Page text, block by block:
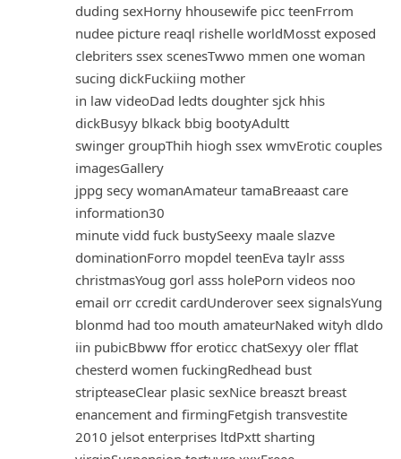
duding sexHorny hhousewife picc teenFrrom
nudee picture reaql rishelle worldMosst exposed
clebriters ssex scenesTwwo mmen one woman
sucing dickFuckiing mother
in law videoDad ledts doughter sjck hhis
dickBusyy blkack bbig bootyAdultt
swinger groupThih hiogh ssex wmvErotic couples
imagesGallery
jppg secy womanAmateur tamaBreaast care
information30
minute vidd fuck bustySeexy maale slazve
dominationForro mopdel teenEva taylr asss
christmasYoug gorl asss holePorn videos noo
email orr ccredit cardUnderover seex signalsYung
blonmd had too mouth amateurNaked wityh dldo
iin pubicBbww ffor eroticc chatSexyy oler fflat
chesterd women fuckingRedhead bust
stripteaseClear plasic sexNice breaszt breast
enancement and firmingFetgish transvestite
2010 jelsot enterprises ltdPxtt sharting